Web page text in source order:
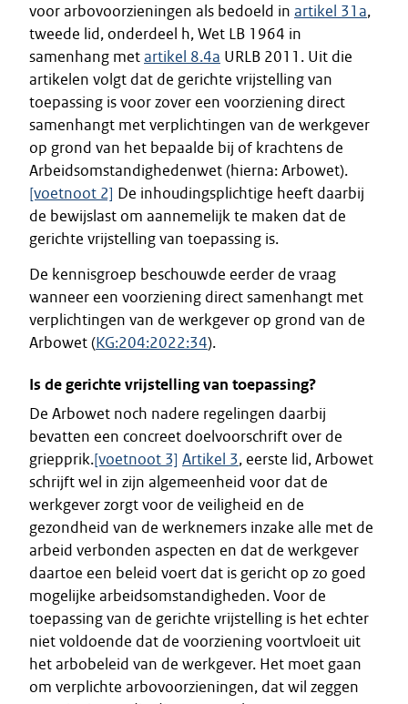
voor arbovoorzieningen als bedoeld in artikel 31a,
tweede lid, onderdeel h, Wet LB 1964 in
samenhang metartikel 8.4a URLB 2011. Uit die
artikelen volgt dat de gerichte vrijstelling van
toepassing is voor zover een voorziening direct
samenhangt met verplichtingen van de werkgever
op grond van het bepaalde bij of krachtens de
Arbeidsomstandighedenwet (hierna: Arbowet).
[voetnoot 2] De inhoudingsplichtige heeft daarbij
de bewijslast om aannemelijk te maken dat de
gerichte vrijstelling van toepassing is.
De kennisgroep beschouwde eerder de vraag
wanneer een voorziening direct samenhangt met
verplichtingen van de werkgever op grond van de
Arbowet (KG:204:2022:34).
Is de gerichte vrijstelling van toepassing?
De Arbowet noch nadere regelingen daarbij
bevatten een concreet doelvoorschrift over de
griepprik.[voetnoot 3] Artikel 3, eerste lid, Arbowet
schrijft wel in zijn algemeenheid voor dat de
werkgever zorgt voor de veiligheid en de
gezondheid van de werknemers inzake alle met de
arbeid verbonden aspecten en dat de werkgever
daartoe een beleid voert dat is gericht op zo goed
mogelijke arbeidsomstandigheden. Voor de
toepassing van de gerichte vrijstelling is het echter
niet voldoende dat de voorziening voortvloeit uit
het arbobeleid van de werkgever. Het moet gaan
om verplichte arbovoorzieningen, dat wil zeggen